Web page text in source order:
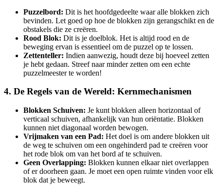
Puzzelbord: Dit is het hoofdgedeelte waar alle blokken zich
bevinden. Let goed op hoe de blokken zijn gerangschikt en de
obstakels die ze creëren.
Rood Blok: Dit is je doelblok. Het is altijd rood en de
beweging ervan is essentieel om de puzzel op te lossen.
Zettenteller: Indien aanwezig, houdt deze bij hoeveel zetten
je hebt gedaan. Streef naar minder zetten om een echte
puzzelmeester te worden!
4. De Regels van de Wereld: Kernmechanismen
Blokken Schuiven: Je kunt blokken alleen horizontaal of
verticaal schuiven, afhankelijk van hun oriëntatie. Blokken
kunnen niet diagonaal worden bewogen.
Vrijmaken van een Pad: Het doel is om andere blokken uit
de weg te schuiven om een ongehinderd pad te creëren voor
het rode blok om van het bord af te schuiven.
Geen Overlapping: Blokken kunnen elkaar niet overlappen
of er doorheen gaan. Je moet een open ruimte vinden voor elk
blok dat je beweegt.